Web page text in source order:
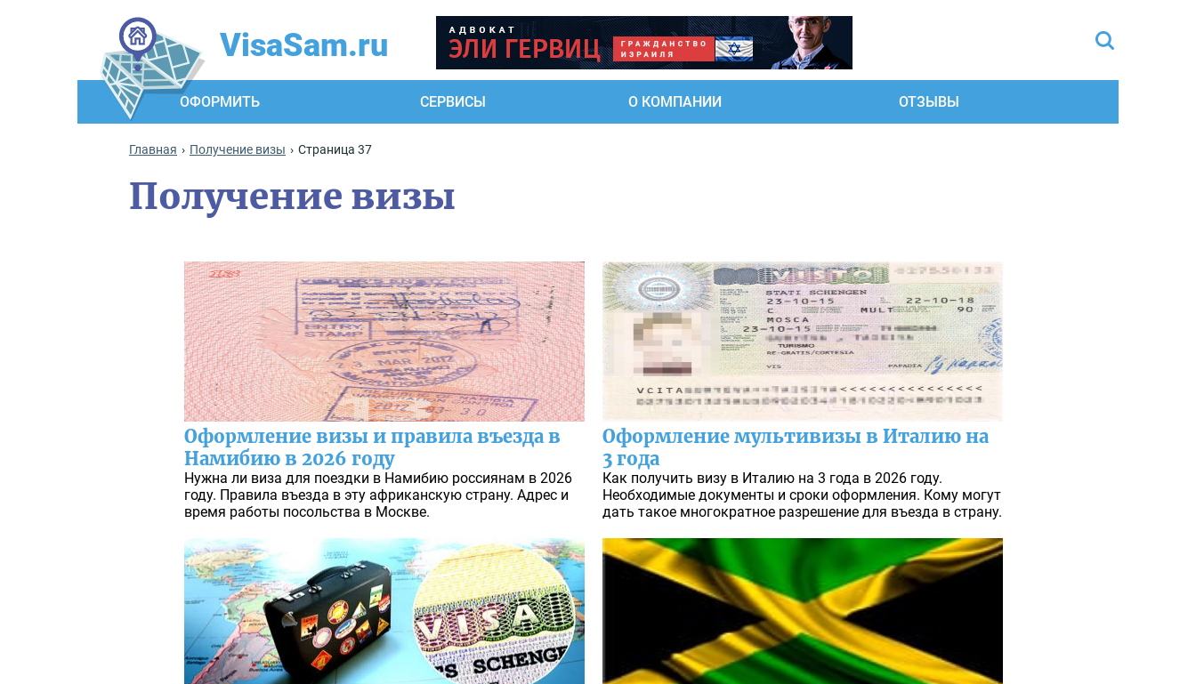
VisaSam.ru
ОФОРМИТЬ СЕРВИСЫ О КОМПАНИИ ОТЗЫВЫ
Главная Получение визы Страница 37
Получение визы
Оформление визы и правила въезда в
Намибию в 2026 году
Нужна ли виза для поездки в Намибию россиянам в 2026
году. Правила въезда в эту африканскую страну. Адрес и
время работы посольства в Москве.
Оформление мультивизы в Италию на
3 года
Как получить визу в Италию на 3 года в 2026 году.
Необходимые документы и сроки оформления. Кому могут
дать такое многократное разрешение для въезда в страну.